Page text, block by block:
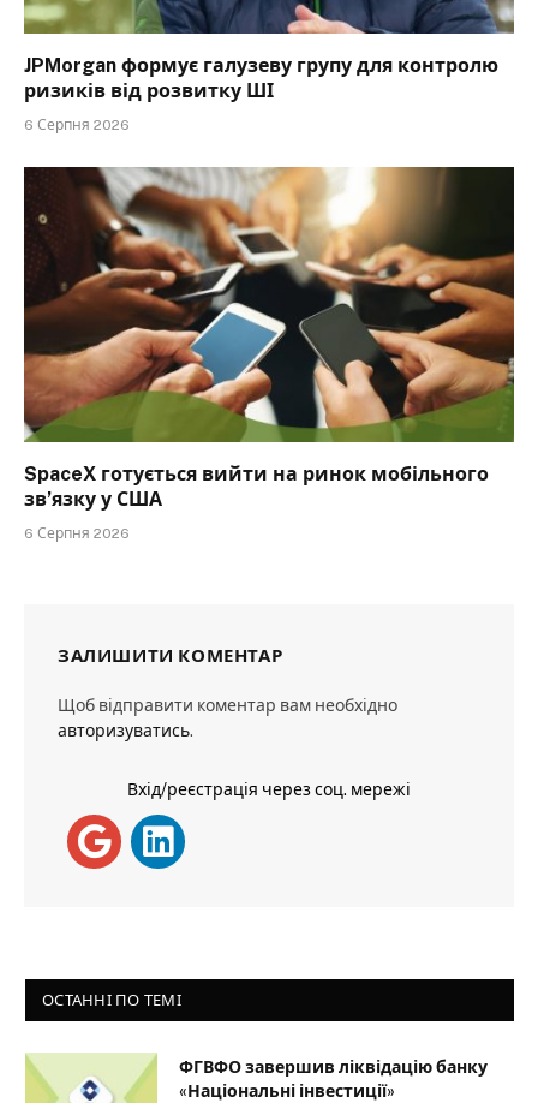
JPMorgan формує галузеву групу для контролю
ризиків від розвитку ШІ
6 Серпня 2026
SpaceX готується вийти на ринок мобільного
зв’язку у США
6 Серпня 2026
ЗАЛИШИТИ КОМЕНТАР
Щоб відправити коментар вам необхідно
авторизуватись.
Вхід/реєстрація через соц. мережі
ОСТАННІ ПО ТЕМІ
ФГВФО завершив ліквідацію банку
«Національні інвестиції»